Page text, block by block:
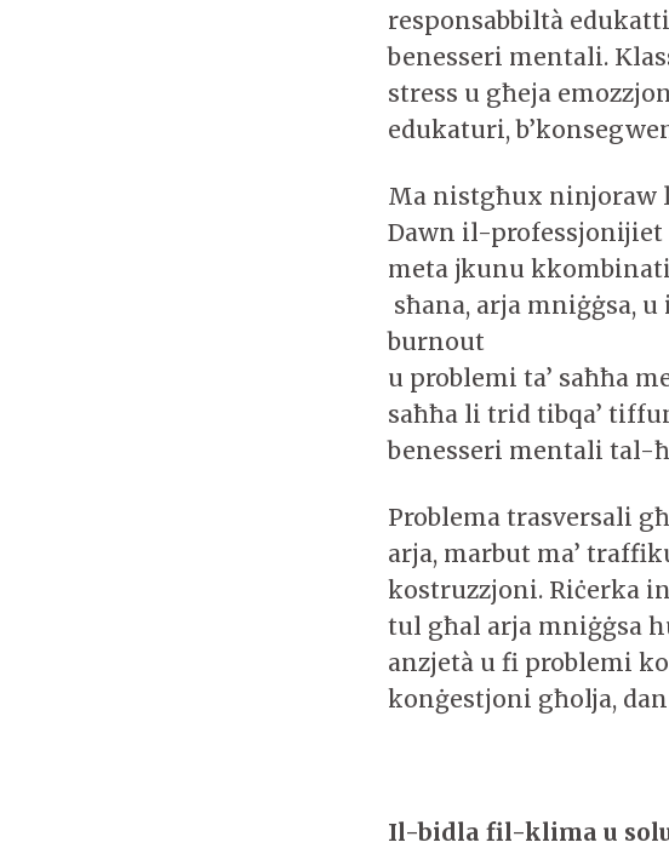
responsabbiltà
benesseri mentali.
stress u għeja
edukaturi,
Ma nistgħux ninjoraw
Dawn il-professjonijiet
meta jkunu
sħana, arja mniġġsa,
burnout
u problemi ta’ saħħa
saħħa li trid tibqa’
benesseri mentali tal-
Problema trasversali
arja, marbut ma’
kostruzzjoni. Riċerka
tul għal arja mniġġsa
anzjetà u fi problemi
konġestjoni għolja,
Il-bidla fil-klima u